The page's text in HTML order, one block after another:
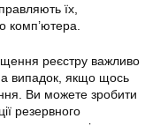
їх,
комп’ютера.
реєстру важливо
випадок, якщо щось
Ви можете зробити
резервного